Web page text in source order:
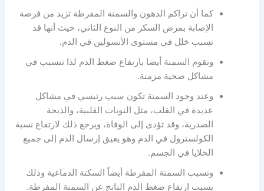
كما أن تراكم الدهون والسمنة المفرطة تزيد من فرصة
الإصابة بمرض السكر من النوع الثاني، حيث أنها قد
تسبب خلل في مستوى الأنسولين في الدم.
وتقوم السمنة أيضا بارتفاع ضغط الدم لذا تتسبب في
مشاكل صحية مزمنة.
وعند وجود السمنة تكون سبب رئيسي في مشاكل
عديدة في القلب، مثل النوبات القلبية، والذبحة
الصدرية، وقد تؤدى إلى الوفاة، ويرجع ذلك لارتفاع نسبة
الكولسترول في الدم وهو يعيق إرسال الدم إلى جميع
الخلايا في الجسم.
وتسبب السمنة المفرطة أيضاً السكتة الدماغية وذلك
بسبب ارتفاع ضغط الدم الناتج عن السمنة المفرطة.